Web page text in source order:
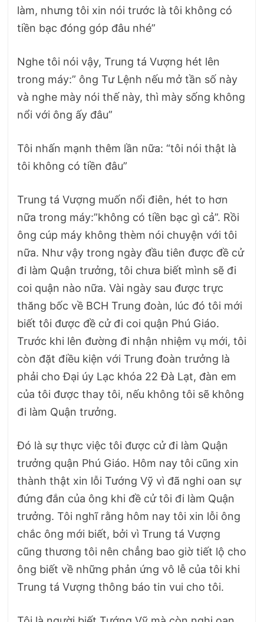
làm, nhưng tôi xin nói trước là tôi không có
tiền bạc đóng góp đâu nhé”
Nghe tôi nói vậy, Trung tá Vượng hét lên
trong máy:” ông Tư Lệnh nếu mở tần số này
và nghe mày nói thế này, thì mày sống không
nổi với ông ấy đâu”
Tôi nhấn mạnh thêm lần nữa: “tôi nói thật là
tôi không có tiền đâu”
Trung tá Vượng muốn nổi điên, hét to hơn
nữa trong máy:”không có tiền bạc gì cả”. Rồi
ông cúp máy không thèm nói chuyện với tôi
nữa. Như vậy trong ngày đầu tiên được đề cử
đi làm Quận trưởng, tôi chưa biết mình sẽ đi
coi quận nào nữa. Vài ngày sau được trực
thăng bốc về BCH Trung đoàn, lúc đó tôi mới
biết tôi được đề cử đi coi quận Phú Giáo.
Trước khi lên đường đi nhận nhiệm vụ mới, tôi
còn đặt điều kiện với Trung đoàn trưởng là
phải cho Đại úy Lạc khóa 22 Đà Lạt, đàn em
của tôi được thay tôi, nếu không tôi sẽ không
đi làm Quận trưởng.
Đó là sự thực việc tôi được cử đi làm Quận
trưởng quận Phú Giáo. Hôm nay tôi cũng xin
thành thật xin lỗi Tướng Vỹ vì đã nghi oan sự
đứng đắn của ông khi đề cử tôi đi làm Quận
trưởng. Tôi nghĩ rằng hôm nay tôi xin lỗi ông
chắc ông mới biết, bởi vì Trung tá Vượng
cũng thương tôi nên chẳng bao giờ tiết lộ cho
ông biết về những phản ứng vô lễ của tôi khi
Trung tá Vượng thông báo tin vui cho tôi.